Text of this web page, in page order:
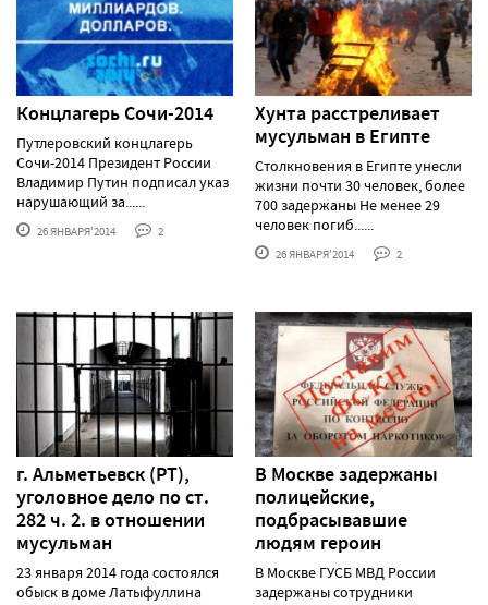
Концлагерь Сочи-2014
Путлеровский концлагерь
Сочи-2014 Президент России
Владимир Путин подписал указ
нарушающий за......
26 ЯНВАРЯ'2014 2
Хунта расстреливает
мусульман в Египте
Столкновения в Египте унесли
жизни почти 30 человек, более
700 задержаны Не менее 29
человек погиб......
26 ЯНВАРЯ'2014 2
г. Альметьевск (РТ),
уголовное дело по ст.
282 ч. 2. в отношении
мусульман
23 января 2014 года состоялся
обыск в доме Латыфуллина
В Москве задержаны
полицейские,
подбрасывавшие
людям героин
В Москве ГУСБ МВД России
задержаны сотрудники